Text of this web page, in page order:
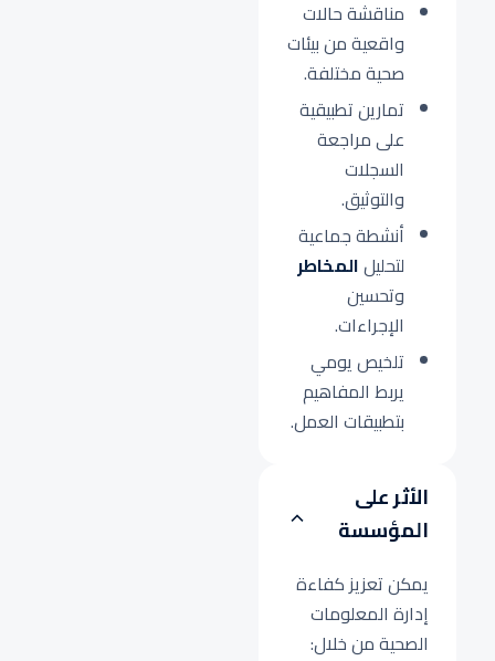
مناقشة حالات
واقعية من بيئات
صحية مختلفة.
تمارين تطبيقية
على مراجعة
السجلات
والتوثيق.
أنشطة جماعية
لتحليلالمخاطر
وتحسين
الإجراءات.
تلخيص يومي
يربط المفاهيم
بتطبيقات العمل.
الأثر على
المؤسسة
يمكن تعزيز كفاءة
إدارة المعلومات
الصحية من خلال: